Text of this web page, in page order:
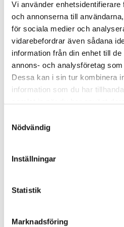
Vi använder
och annonserna till
för sociala medier och
vidarebefordrar även sådana
information från din enhet till
annons- och analysföretag
Dessa kan i sin tur kombinera
information som du har
Nödvändig
Inställningar
Statistik
Marknadsföring
THULE DOCKGRIP